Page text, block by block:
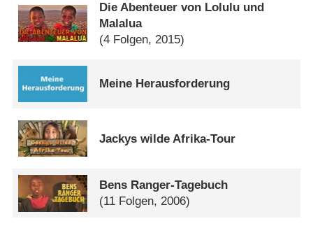
Die Abenteuer von Lolulu und
Malalua
(4 Folgen, 2015)
Meine Herausforderung
Jackys wilde Afrika-Tour
Bens Ranger-Tagebuch
(11 Folgen, 2006)